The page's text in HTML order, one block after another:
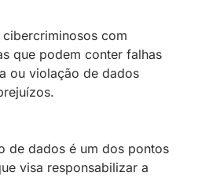
com
que podem conter falhas
ou violação de dados
de dados é um dos pontos
visa responsabilizar a